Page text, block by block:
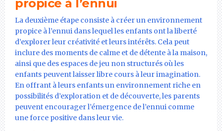
propice à l’ennui
La deuxième étape consiste à créer un environnement
propice à l’ennui dans lequel les enfants ont la liberté
d’explorer leur créativité et leurs intérêts. Cela peut
inclure des moments de calme et de détente à la maison,
ainsi que des espaces de jeu non structurés où les
enfants peuvent laisser libre cours à leur imagination.
En offrant à leurs enfants un environnement riche en
possibilités d’exploration et de découverte, les parents
peuvent encourager l’émergence de l’ennui comme
une force positive dans leur vie.